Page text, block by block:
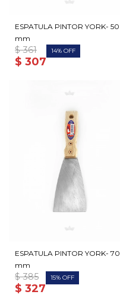
ESPATULA PINTOR YORK- 50
mm
$ 307
$ 361 14
ESPATULA PINTOR YORK- 70
mm
$ 327
$ 385 15